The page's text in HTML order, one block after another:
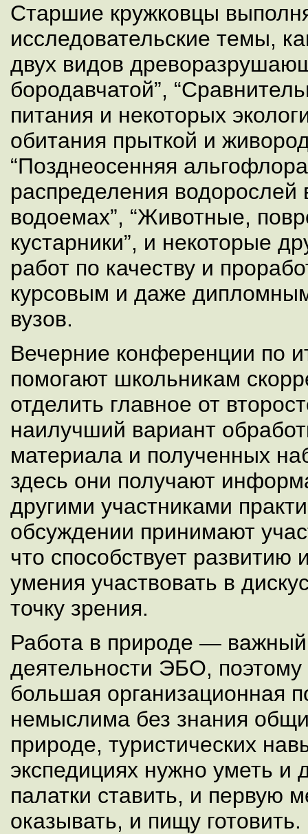
Старшие кружковцы
исследовательские темы,
двух видов
бородавчатой”,
питания и некоторых
обитания прыткой и
“Позднеосенняя
распределения водорослей
водоемах”, “Животные,
кустарники”, и некоторые
работ по качеству и
курсовым и даже
вузов.
Вечерние конференции по
помогают школьникам
отделить главное от
наилучший вариант
материала и полученных
здесь они получают
другими участниками
обсуждении принимают
что способствует
умения участвовать в
точку зрения.
Работа в природе — важный
деятельности ЭБО,
большая организационная
немыслима без знания
природе, туристических
экспедициях нужно уметь и
палатки ставить, и первую
оказывать, и пищу готовить.